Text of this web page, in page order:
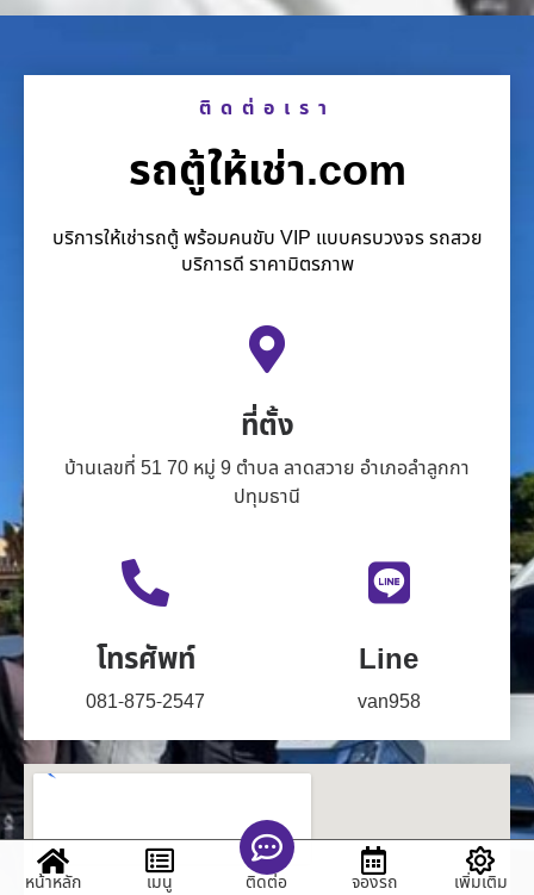
ติดต่อเรา
รถตู้ให้เช่า.com
บริการให้เช่ารถตู้ พร้อมคนขับ VIP แบบครบวงจร รถสวย
บริการดี ราคามิตรภาพ
ที่ตั้ง
บ้านเลขที่ 51 70 หมู่ 9 ตำบล ลาดสวาย อำเภอลำลูกกา
ปทุมธานี
โทรศัพท์
081-875-2547
Line
van958
หน้าหลัก เมนู ติดต่อ จองรถ เพิ่มเติม